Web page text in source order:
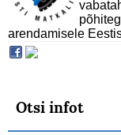
arendamisele
Otsi infot